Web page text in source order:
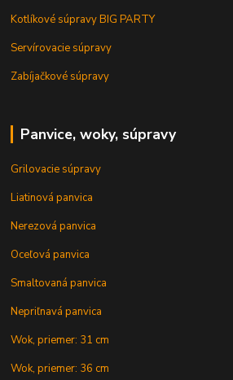
Kotlíkové súpravy BIG PARTY
Servírovacie súpravy
Zabíjačkové súpravy
Panvice, woky, súpravy
Grilovacie súpravy
Liatinová panvica
Nerezová panvica
Oceľová panvica
Smaltovaná panvica
Nepriľnavá panvica
Wok, priemer: 31 cm
Wok, priemer: 36 cm